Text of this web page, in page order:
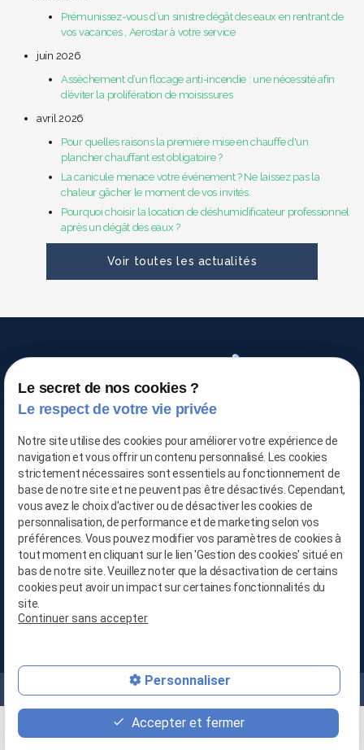
Prémunissez-vous d’un sinistre dégât des eaux en rentrant de
vos vacances , Aerostar à votre service
juin 2026
Assèchement d’un flocage anti-incendie : une nécessité afin
d’éviter la prolifération de moisissures
avril 2026
Pour quelles raisons la première mise en chauffe d'un
plancher chauffant est obligatoire ?
La canicule menace votre événement ? Ne laissez pas la
chaleur gâcher le moment de vos invités.
Pourquoi choisir la location de déshumidificateur professionnel
après un dégât des eaux ?
Voir toutes les actualités
TRAITEMENT DE L'AIR
03 66 88 25 06
06 21 65 28 29
contact@location-deshumidificateur-59.com
Mentions légales Politique de confidentialité Plan du site
place contact_page phone
Le secret de nos cookies ?
Le respect de votre vie privée
Notre site utilise des cookies pour améliorer votre expérience de
navigation et vous offrir un contenu personnalisé. Les cookies
strictement nécessaires sont essentiels au fonctionnement de
base de notre site et ne peuvent pas être désactivés. Cependant,
vous avez le choix d'activer ou de désactiver les cookies de
personnalisation, de performance et de marketing selon vos
préférences. Vous pouvez modifier vos paramètres de cookies à
tout moment en cliquant sur le lien 'Gestion des cookies' situé en
bas de notre site. Veuillez noter que la désactivation de certains
cookies peut avoir un impact sur certaines fonctionnalités du
site.
Continuer sans accepter
Personnaliser
Accepter et fermer